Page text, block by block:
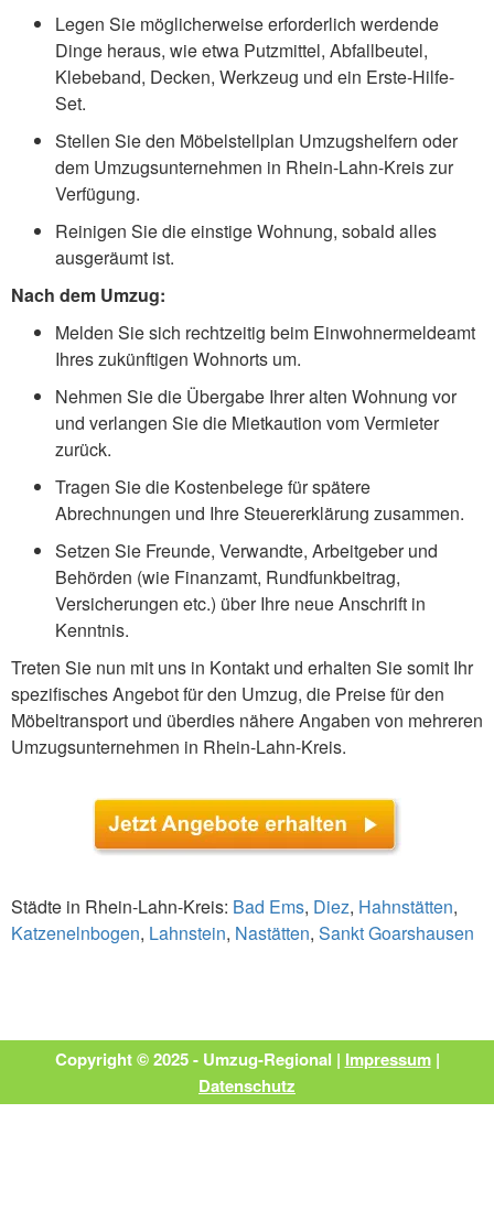
Legen Sie möglicherweise erforderlich werdende
Dinge heraus, wie etwa Putzmittel, Abfallbeutel,
Klebeband, Decken, Werkzeug und ein Erste-Hilfe-
Set.
Stellen Sie den Möbelstellplan Umzugshelfern oder
dem Umzugsunternehmen in Rhein-Lahn-Kreis zur
Verfügung.
Reinigen Sie die einstige Wohnung, sobald alles
ausgeräumt ist.
Nach dem Umzug:
Melden Sie sich rechtzeitig beim Einwohnermeldeamt
Ihres zukünftigen Wohnorts um.
Nehmen Sie die Übergabe Ihrer alten Wohnung vor
und verlangen Sie die Mietkaution vom Vermieter
zurück.
Tragen Sie die Kostenbelege für spätere
Abrechnungen und Ihre Steuererklärung zusammen.
Setzen Sie Freunde, Verwandte, Arbeitgeber und
Behörden (wie Finanzamt, Rundfunkbeitrag,
Versicherungen etc.) über Ihre neue Anschrift in
Kenntnis.
Treten Sie nun mit uns in Kontakt und erhalten Sie somit Ihr
spezifisches Angebot für den Umzug, die Preise für den
Möbeltransport und überdies nähere Angaben von mehreren
Umzugsunternehmen in Rhein-Lahn-Kreis.
Städte in Rhein-Lahn-Kreis: Bad Ems, Diez, Hahnstätten,
Katzenelnbogen, Lahnstein, Nastätten, Sankt Goarshausen
Copyright © 2025 - Umzug-Regional | Impressum|
Datenschutz